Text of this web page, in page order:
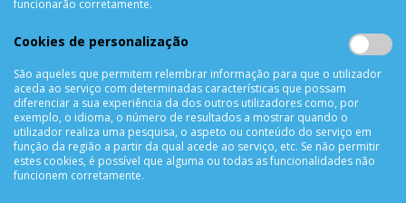
Resolução de Litígios
Livro de reclamações
APOIO AO CLIENTE
Criar Conta
As Minhas Encomendas
Lista de Desejos
funcionarão corretamente.
Cookies de personalização
São aqueles que permitem relembrar informação para que o utilizador
aceda ao serviço com determinadas características que possam
diferenciar a sua experiência da dos outros utilizadores como, por
exemplo, o idioma, o número de resultados a mostrar quando o
utilizador realiza uma pesquisa, o aspeto ou conteúdo do serviço em
função da região a partir da qual acede ao serviço, etc. Se não permitir
estes cookies, é possível que alguma ou todas as funcionalidades não
funcionem corretamente.